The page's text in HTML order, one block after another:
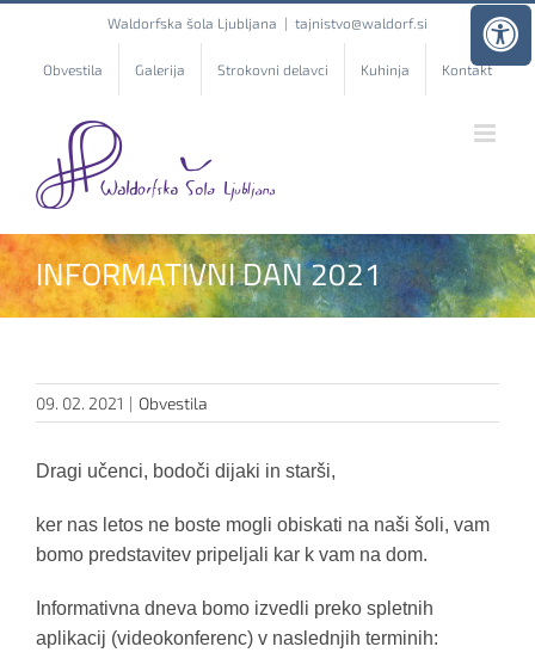
content
Waldorfska šola Ljubljana | tajnistvo@waldorf.si
Obvestila Galerija Strokovni delavci Kuhinja Kontakt
INFORMATIVNI DAN 2021
09. 02. 2021 | Obvestila
Dragi učenci, bodoči dijaki in starši,
ker nas letos ne boste mogli obiskati na naši šoli, vam
bomo predstavitev pripeljali kar k vam na dom.
Informativna dneva bomo izvedli preko spletnih
aplikacij (videokonferenc) v naslednjih terminih: